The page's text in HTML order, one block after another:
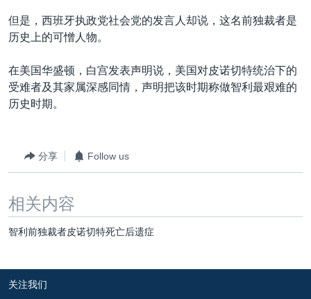
检
非洲
美洲
全球议题
军事
劳工
环境
国会报道
美中关系
美国建国250周年
埃博拉疫情
关注西藏
GEN Z 看美国
VOA今日焦点
中文广播
关注我们
其他语言网站
但是，西班牙执政党社会党的发言人却说，这名前独裁者是
历史上的可憎人物。
在美国华盛顿，白宫发表声明说，美国对皮诺切特统治下的
受难者及其家属深感同情，声明把该时期称做智利最艰难的
历史时期。
分享 Follow us
相关内容
智利前独裁者皮诺切特死亡后遗症
关注我们